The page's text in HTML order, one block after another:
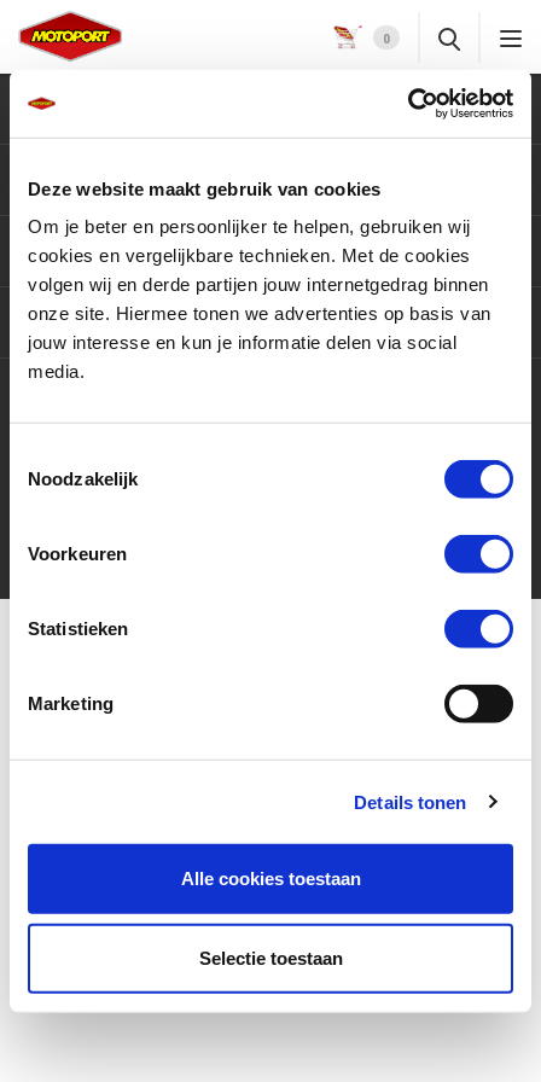
Deze website maakt gebruik van cookies
Om je beter en persoonlijker te helpen, gebruiken wij
cookies en vergelijkbare technieken. Met de cookies
volgen wij en derde partijen jouw internetgedrag binnen
onze site. Hiermee tonen we advertenties op basis van
jouw interesse en kun je informatie delen via social
media.
Noodzakelijk
Voorkeuren
Statistieken
Marketing
Details tonen
Alle cookies toestaan
Selectie toestaan
0
Klantenservice
Motoren
Producten
Services
Contact